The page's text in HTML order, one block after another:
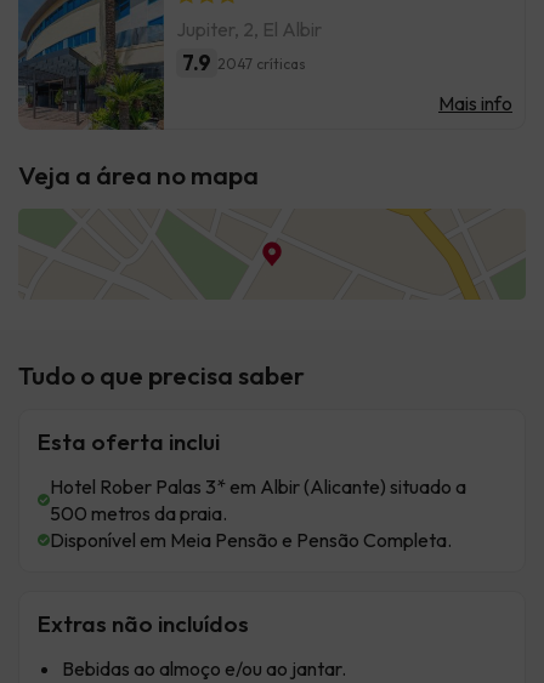
Jupiter, 2, El Albir
7.9 2047 críticas
Mais info
Veja a área no mapa
Tudo o que precisa saber
Esta oferta inclui
Hotel Rober Palas 3* em Albir (Alicante) situado a
500 metros da praia.
Disponível em Meia Pensão e Pensão Completa.
Extras não incluídos
Bebidas ao almoço e/ou ao jantar.